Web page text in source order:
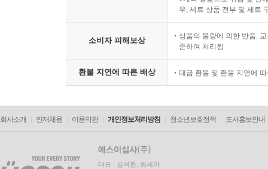
우, 세트 상품 전부 및 세트
소비자 피해보상
상품의 불량에 의한 반품,
준하여 처리됨
환불 지연에 따른 배상 대금 환불 및 환불 지연에
회사소개 인재채용 이용약관 개인정보처리방침 청소년보호정책 도서홍보안내
대표 : 김석환, 최세라